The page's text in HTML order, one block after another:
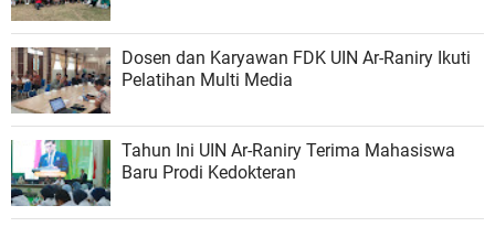
Dosen dan Karyawan FDK UIN Ar-Raniry Ikuti
Pelatihan Multi Media
Tahun Ini UIN Ar-Raniry Terima Mahasiswa
Baru Prodi Kedokteran